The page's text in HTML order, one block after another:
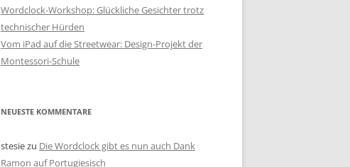
Wordclock-Workshop: Glückliche Gesichter trotz
technischer Hürden
Vom iPad auf die Streetwear: Design-Projekt der
Montessori-Schule
NEUESTE KOMMENTARE
stesiezu Die Wordclock gibt es nun auch Dank
Ramon auf Portugiesisch